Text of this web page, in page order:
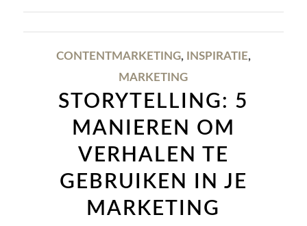
CONTENTMARKETING, INSPIRATIE,
MARKETING
STORYTELLING: 5
MANIEREN OM
VERHALEN TE
GEBRUIKEN IN JE
MARKETING